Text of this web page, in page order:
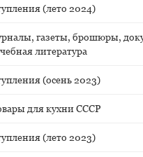
(лето 2024)
газеты, брошюры,
литература
(осень 2023)
для кухни СССР
(лето 2023)